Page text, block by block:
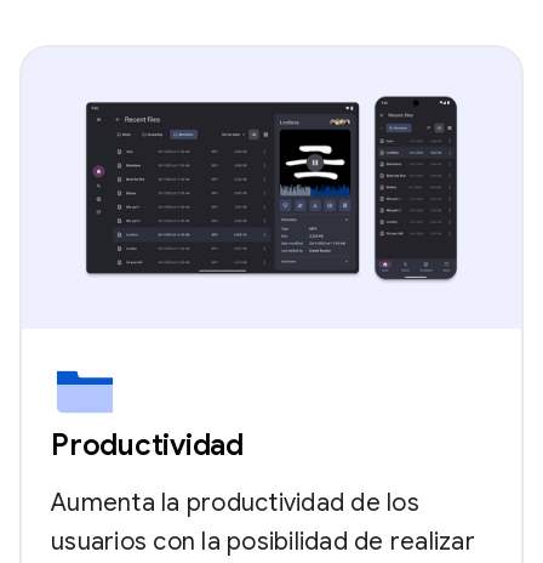
Productividad
Aumenta la productividad de los
usuarios con la posibilidad de realizar